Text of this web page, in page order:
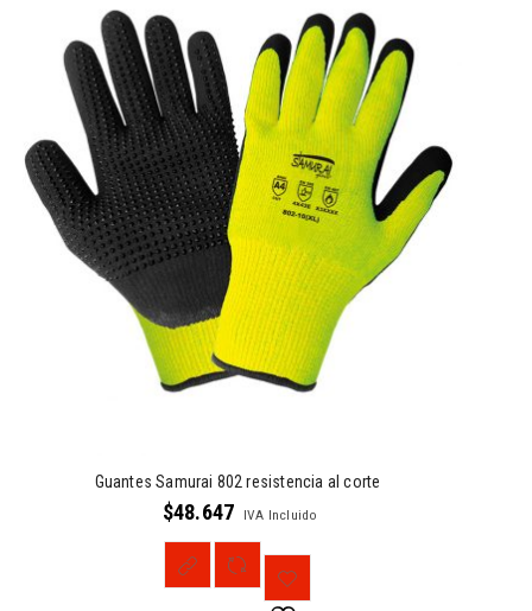
Guantes Samurai 802 resistencia al corte
$48.647 IVA Incluido